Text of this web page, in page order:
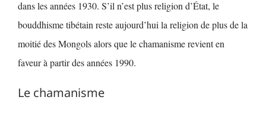
dans les années 1930. S’il n’est plus religion d’État, le
bouddhisme tibétain reste aujourd’hui la religion de plus de la
moitié des Mongols alors que le chamanisme revient en
faveur à partir des années 1990.
Le chamanisme